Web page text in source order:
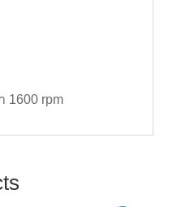
1600 rpm